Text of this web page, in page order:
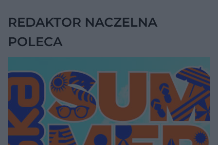
REDAKTOR NACZELNA
POLECA